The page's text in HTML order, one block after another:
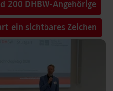
200 DHBW-Angehörige
ein sichtbares Zeichen